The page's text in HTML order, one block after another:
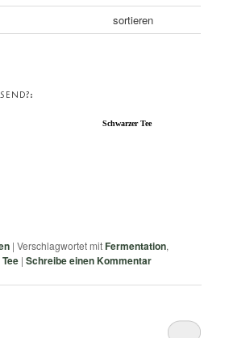
sortieren
Schwarzer Tee
|Verschlagwortet mitFermentation,
|Schreibe einen Kommentar